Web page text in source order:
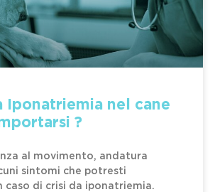
Iponatriemia nel cane
?
al movimento, andatura
sintomi che potresti
caso di crisi da iponatriemia.